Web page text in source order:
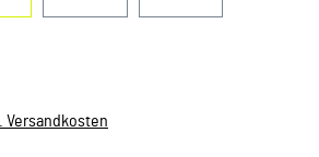
Versandkosten